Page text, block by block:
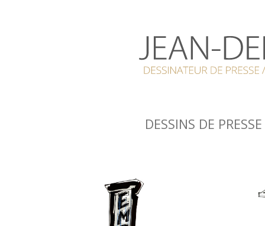
DESSINS DE PRESSE